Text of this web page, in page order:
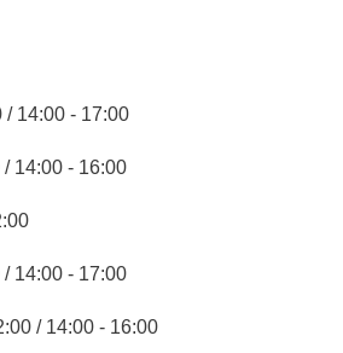
/ 14:00 - 17:00
14:00 - 16:00
14:00 - 17:00
/ 14:00 - 16:00